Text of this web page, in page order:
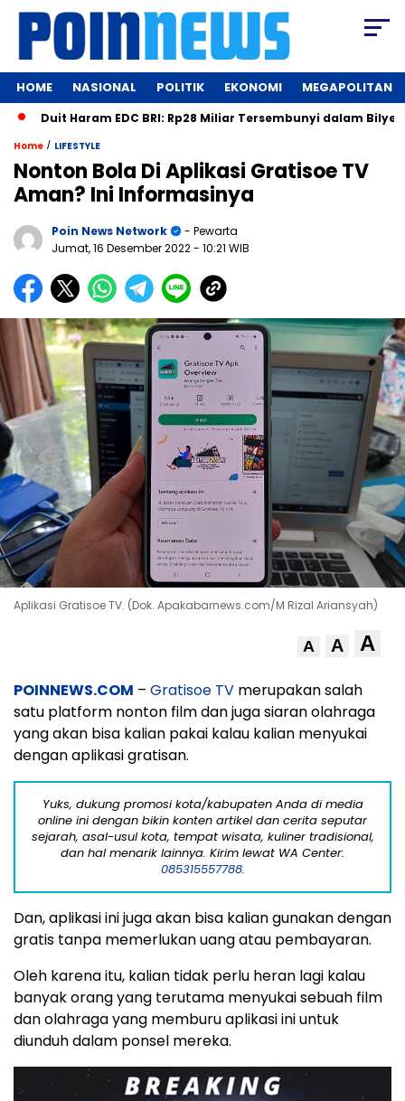
HOME NASIONAL POLITIK EKONOMI MEGAPOLITAN
Haram EDC BRI: Rp28 Miliar Tersembunyi dalam Bilyet Deposito!
Home / LIFESTYLE
Nonton Bola Di Aplikasi Gratisoe TV
Aman? Ini Informasinya
Poin News Network
- Pewarta
Jumat, 16 Desember 2022- 10:21 WIB
Aplikasi Gratisoe TV. (Dok. Apakabarnews.com/M Rizal Ariansyah)
A A A
POINNEWS.COM – Gratisoe TV merupakan salah
satu platform nonton film dan juga siaran olahraga
yang akan bisa kalian pakai kalau kalian menyukai
dengan aplikasi gratisan.
Yuks, dukung promosi kota/kabupaten Anda di media
online ini dengan bikin konten artikel dan cerita seputar
sejarah, asal-usul kota, tempat wisata, kuliner tradisional,
dan hal menarik lainnya. Kirim lewat WA Center:
085315557788.
Dan, aplikasi ini juga akan bisa kalian gunakan dengan
gratis tanpa memerlukan uang atau pembayaran.
Oleh karena itu, kalian tidak perlu heran lagi kalau
banyak orang yang terutama menyukai sebuah film
dan olahraga yang memburu aplikasi ini untuk
diunduh dalam ponsel mereka.